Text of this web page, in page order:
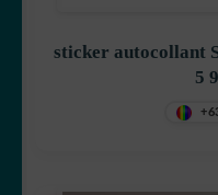
sticker autocollant
5